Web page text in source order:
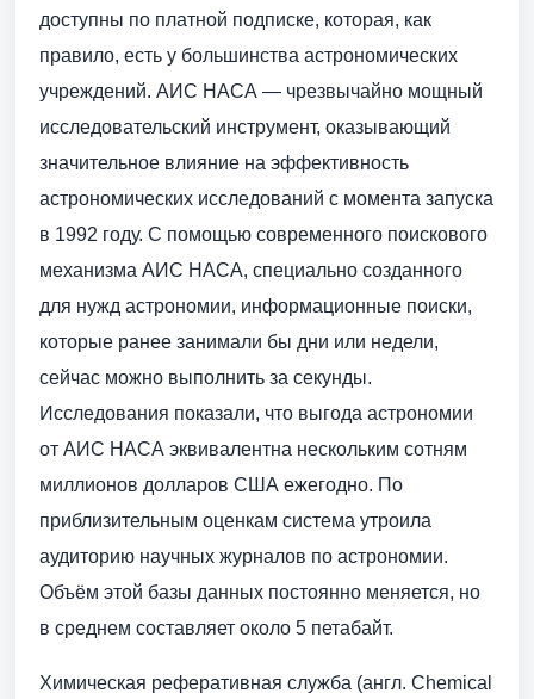
доступны по платной подписке, которая, как
правило, есть у большинства астрономических
учреждений. АИС НАСА — чрезвычайно мощный
исследовательский инструмент, оказывающий
значительное влияние на эффективность
астрономических исследований с момента запуска
в 1992 году. С помощью современного поискового
механизма АИС НАСА, специально созданного
для нужд астрономии, информационные поиски,
которые ранее занимали бы дни или недели,
сейчас можно выполнить за секунды.
Исследования показали, что выгода астрономии
от АИС НАСА эквивалентна нескольким сотням
миллионов долларов США ежегодно. По
приблизительным оценкам система утроила
аудиторию научных журналов по астрономии.
Объём этой базы данных постоянно меняется, но
в среднем составляет около 5 петабайт.
Химическая реферативная служба (англ. Chemical